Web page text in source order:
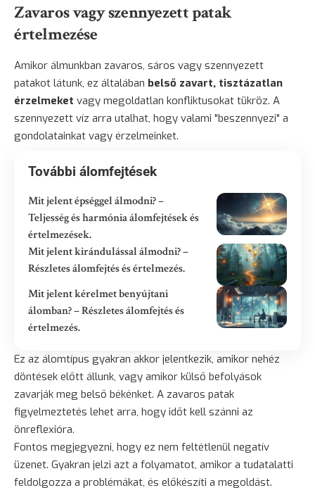
Zavaros vagy szennyezett patak
értelmezése
Amikor álmunkban zavaros, sáros vagy szennyezett
patakot látunk, ez általában belső zavart, tisztázatlan
érzelmeket vagy megoldatlan konfliktusokat tükröz. A
szennyezett víz arra utalhat, hogy valami "beszennyezi" a
gondolatainkat vagy érzelmeinket.
További álomfejtések
Mit jelent épséggel álmodni? –
Teljesség és harmónia álomfejtések és
értelmezések.
Mit jelent kirándulással álmodni? –
Részletes álomfejtés és értelmezés.
Mit jelent kérelmet benyújtani
álomban? – Részletes álomfejtés és
értelmezés.
Ez az álomtípus gyakran akkor jelentkezik, amikor nehéz
döntések előtt állunk, vagy amikor külső befolyások
zavarják meg belső békénket. A zavaros patak
figyelmeztetés lehet arra, hogy időt kell szánni az
önreflexióra.
Fontos megjegyezni, hogy ez nem feltétlenül negatív
üzenet. Gyakran jelzi azt a folyamatot, amikor a tudatalatti
feldolgozza a problémákat, és előkészíti a megoldást.